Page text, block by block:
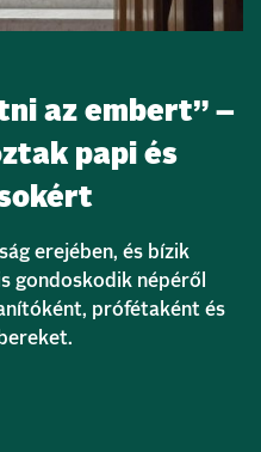
az embert” –
papi és
erejében, és bízik
gondoskodik népéről
prófétaként és